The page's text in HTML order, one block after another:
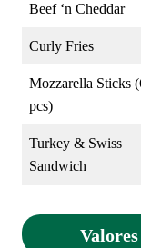
Beef ‘n Cheddar
Curly Fries
Mozzarella Sticks
pcs)
Turkey & Swiss
Sandwich